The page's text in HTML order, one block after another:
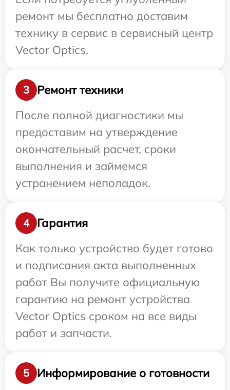
ремонт мы бесплатно доставим
технику в сервис в сервисный центр
Vector Optics.
3
Ремонт техники
После полной диагностики мы
предоставим на утверждение
окончательный расчет, сроки
выполнения и займемся
устранением неполадок.
4
Гарантия
Как только устройство будет готово
и подписания акта выполненных
работ Вы получите официальную
гарантию на ремонт устройства
Vector Optics сроком на все виды
работ и запчасти.
5
Информирование о готовности